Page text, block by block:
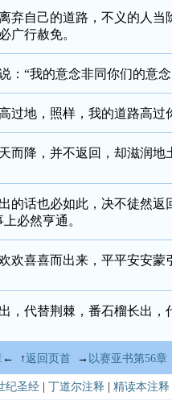
弃自己的道路，不义的人
广行赦免。
：“我的意念非同你们的意
过地，照样，我的道路高
而降，并不返回，却滋润
的话也必如此，决不徒然返
上必然亨通。
欢喜喜而出来，平平安安
，代替荆棘，番石榴长出
← ↑返回页首 → 以赛亚书第56章
纪圣经 |丁道尔注释 |精读本注释